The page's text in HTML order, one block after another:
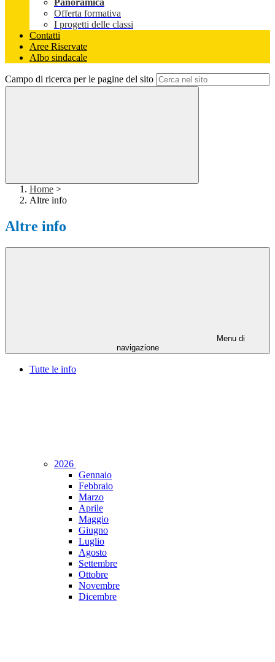
Panoramica
Offerta formativa
I progetti delle classi
Contatti
Aree Riservate
Albo sindacale
Campo di ricerca per le pagine del sito
Home >
Altre info
Altre info
Menu di
navigazione
Tutte le info
2026
Gennaio
Febbraio
Marzo
Aprile
Maggio
Giugno
Luglio
Agosto
Settembre
Ottobre
Novembre
Dicembre